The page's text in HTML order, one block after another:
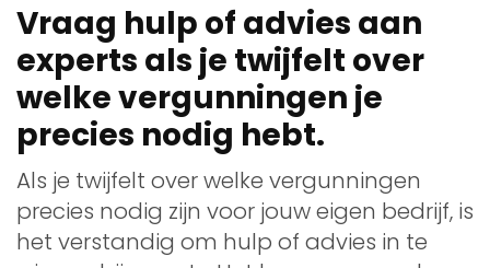
Vraag hulp of advies aan
experts als je twijfelt over
welke vergunningen je
precies nodig hebt.
Als je twijfelt over welke vergunningen
precies nodig zijn voor jouw eigen bedrijf, is
het verstandig om hulp of advies in te